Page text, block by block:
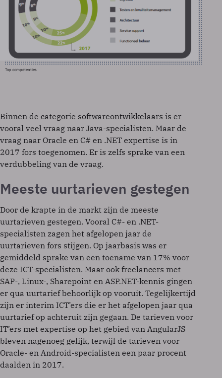
Top competenties
Binnen de categorie software­ontwik­kelaars is er
vooral veel vraag naar Java-specialisten. Maar de
vraag naar Oracle en C# en .NET expertise is in
2017 fors toegenomen. Er is zelfs sprake van een
verdubbeling van de vraag.
Meeste uurtarieven gestegen
Door de krapte in de markt zijn de meeste
uurtarieven gestegen. Vooral C#- en .NET-
specialisten zagen het afgelopen jaar de
uurtarieven fors stijgen. Op jaarbasis was er
gemiddeld sprake van een toename van 17% voor
deze ICT-specialisten. Maar ook freelancers met
SAP-, Linux-, Sharepoint en ASP.NET-kennis gingen
er qua uurtarief behoorlijk op vooruit. Tegelijkertijd
zijn er interim ICT’ers die er het afgelopen jaar qua
uurtarief op achteruit zijn gegaan. De tarieven voor
IT’ers met expertise op het gebied van AngularJS
bleven nagenoeg gelijk, terwijl de tarieven voor
Oracle- en Android-specialisten een paar procent
daalden in 2017.